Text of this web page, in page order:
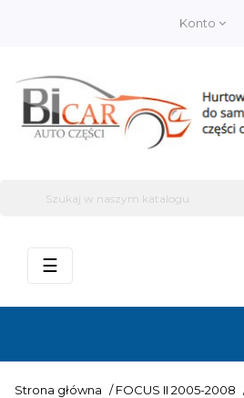
Konto
Przełącz
☰
Strona główna / FOCUS II 2005-2008